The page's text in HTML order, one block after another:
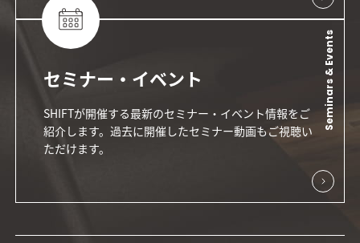
セミナー・イベント
SHIFTが開催する最新のセミナー・イベント情報をご
紹介します。過去に開催したセミナー動画もご視聴い
ただけます。
Seminars & Events